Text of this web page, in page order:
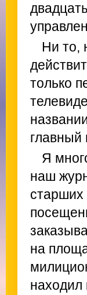
Ни то,
только
главный
Я
наш
старших
на
находил